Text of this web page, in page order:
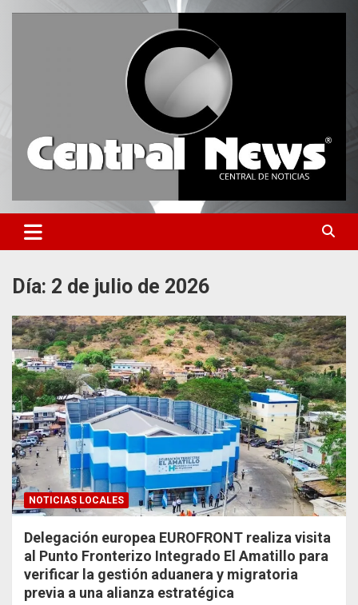
Central News HN
Día: 2 de julio de 2026
NOTICIAS LOCALES
Delegación europea EUROFRONT realiza visita
al Punto Fronterizo Integrado El Amatillo para
verificar la gestión aduanera y migratoria
previa a una alianza estratégica